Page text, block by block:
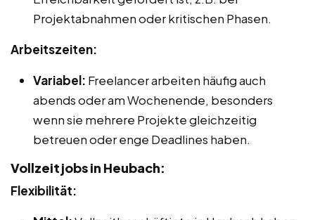
Projektabnahmen oder kritischen Phasen.
Arbeitszeiten:
Variabel: Freelancer arbeiten häufig auch
abends oder am Wochenende, besonders
wenn sie mehrere Projekte gleichzeitig
betreuen oder enge Deadlines haben.
Vollzeitjobs in Heubach:
Flexibilität: